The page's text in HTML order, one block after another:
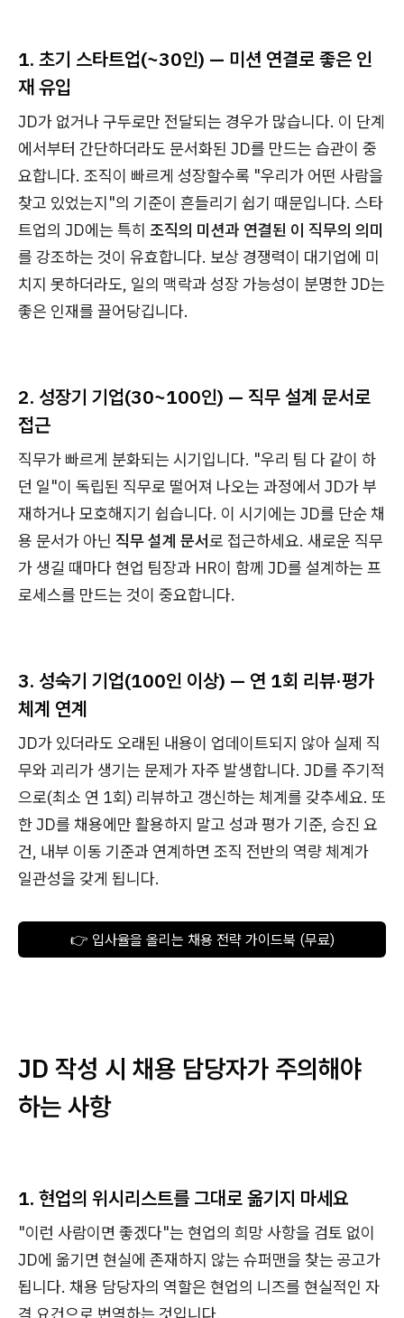
1. 초기 스타트업(~30인) — 미션 연결로 좋은 인
재 유입
JD가 없거나 구두로만 전달되는 경우가 많습니다. 이 단계
에서부터 간단하더라도 문서화된 JD를 만드는 습관이 중
요합니다. 조직이 빠르게 성장할수록 "우리가 어떤 사람을
찾고 있었는지"의 기준이 흔들리기 쉽기 때문입니다. 스타
트업의 JD에는 특히 조직의 미션과 연결된 이 직무의 의미
를 강조하는 것이 유효합니다. 보상 경쟁력이 대기업에 미
치지 못하더라도, 일의 맥락과 성장 가능성이 분명한 JD는
좋은 인재를 끌어당깁니다.
2. 성장기 기업(30~100인) — 직무 설계 문서로
접근
직무가 빠르게 분화되는 시기입니다. "우리 팀 다 같이 하
던 일"이 독립된 직무로 떨어져 나오는 과정에서 JD가 부
재하거나 모호해지기 쉽습니다. 이 시기에는 JD를 단순 채
용 문서가 아닌 직무 설계 문서로 접근하세요. 새로운 직무
가 생길 때마다 현업 팀장과 HR이 함께 JD를 설계하는 프
로세스를 만드는 것이 중요합니다.
3. 성숙기 기업(100인 이상) — 연 1회 리뷰·평가
체계 연계
JD가 있더라도 오래된 내용이 업데이트되지 않아 실제 직
무와 괴리가 생기는 문제가 자주 발생합니다. JD를 주기적
으로(최소 연 1회) 리뷰하고 갱신하는 체계를 갖추세요. 또
한 JD를 채용에만 활용하지 말고 성과 평가 기준, 승진 요
건, 내부 이동 기준과 연계하면 조직 전반의 역량 체계가
일관성을 갖게 됩니다.
👉 입사율을 올리는 채용 전략 가이드북 (무료)
JD 작성 시 채용 담당자가 주의해야
하는 사항
1. 현업의 위시리스트를 그대로 옮기지 마세요
"이런 사람이면 좋겠다"는 현업의 희망 사항을 검토 없이
JD에 옮기면 현실에 존재하지 않는 슈퍼맨을 찾는 공고가
됩니다. 채용 담당자의 역할은 현업의 니즈를 현실적인 자